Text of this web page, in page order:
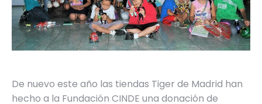
De nuevo este año las tiendas Tiger de Madrid han
hecho a la Fundación CINDE una donación de